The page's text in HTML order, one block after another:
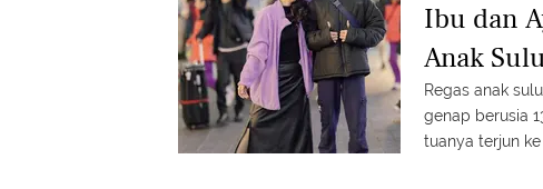
Ibu dan
Anak
Dunia
Regas anak
genap berusia
tuanya terjun